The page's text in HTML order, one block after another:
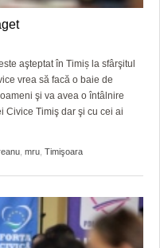
aşteptat în Timiș la sfârşitul
vrea să facă o baie de
şi va avea o întâlnire
Civice Timiş dar şi cu cei ai
mru Timişoara